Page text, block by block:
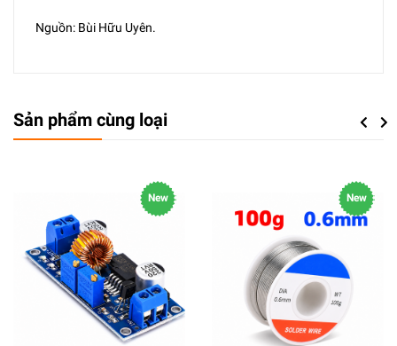
Nguồn: Bùi Hữu Uyên.
Sản phẩm cùng loại Previous
New New
Next